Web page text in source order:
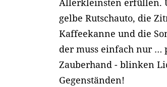
Allerkleinsten erfüllen.
gelbe Rutschauto, die
Kaffeekanne und die
der muss einfach nur …
Zauberhand - blinken
Gegenständen!